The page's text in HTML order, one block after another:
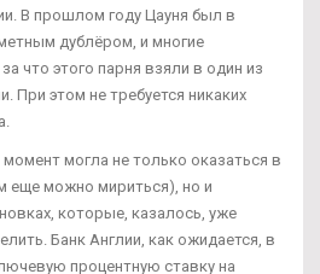
В прошлом году Цауня был в
дублёром, и многие
что этого парня взяли в один из
При этом не требуется никаких
могла не только оказаться в
еще можно мириться), но и
которые, казалось, уже
Банк Англии, как ожидается, в
процентную ставку на